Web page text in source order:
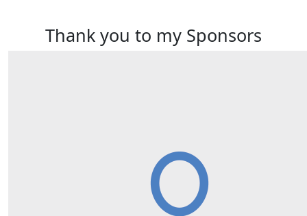
Thank you to my Sponsors